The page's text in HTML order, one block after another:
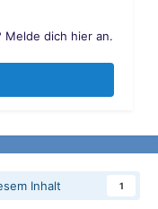
Melde dich hier an.
Inhalt 1